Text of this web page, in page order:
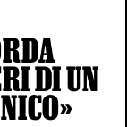
DI UN